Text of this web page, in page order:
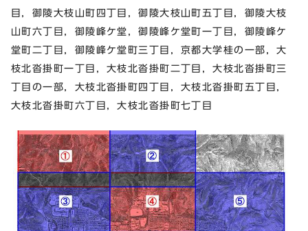
目，御陵大枝山町四丁目，御陵大枝山町五丁目，御陵大枝
山町六丁目，御陵峰ケ堂，御陵峰ケ堂町一丁目，御陵峰ケ
堂町二丁目，御陵峰ケ堂町三丁目，京都大学桂の一部，大
枝北沓掛町一丁目，大枝北沓掛町二丁目，大枝北沓掛町三
丁目の一部，大枝北沓掛町四丁目，大枝北沓掛町五丁目，
大枝北沓掛町六丁目，大枝北沓掛町七丁目